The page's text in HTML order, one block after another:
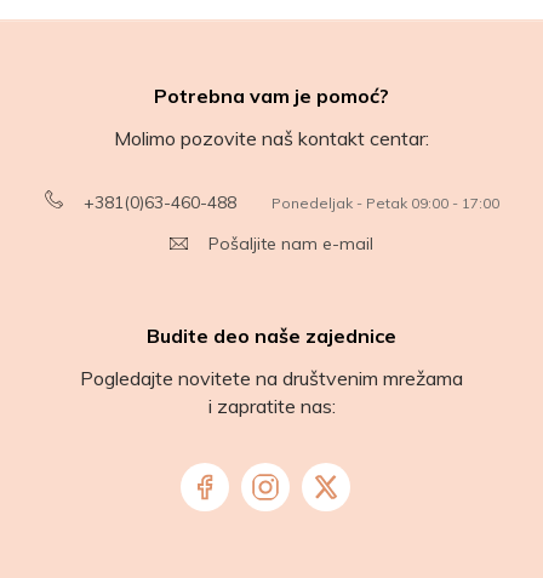
Potrebna vam je pomoć?
Molimo pozovite naš kontakt centar:
+381(0)63-460-488 Ponedeljak - Petak 09:00 - 17:00
Pošaljite nam e-mail
Budite deo naše zajednice
Pogledajte novitete na društvenim mrežama
i zapratite nas: